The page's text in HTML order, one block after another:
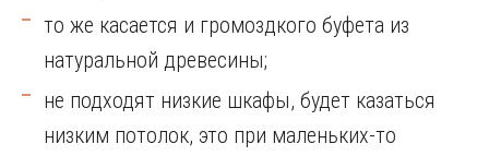
то же касается и громоздкого буфета из
натуральной древесины;
не подходят низкие шкафы, будет казаться
низким потолок, это при маленьких-то